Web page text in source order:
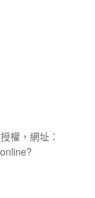
權，網址：